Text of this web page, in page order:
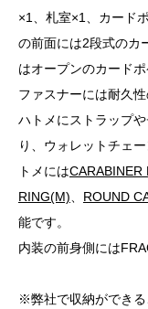
×1、札室×1、カード
の前面には2段式のカ
はオープンのカード
ファスナーには耐久
ハトメにストラップ
り、ウォレットチェ
トメにはCARABINER
RING(M)
ROUND
能です。
内装の前身側には
※弊社で収納ができ